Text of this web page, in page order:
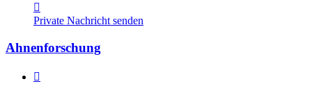
von
Geheimnisvolle
Private Nachricht senden
Ahnenforschung